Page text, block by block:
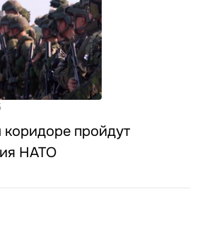
пройдут
НАТО